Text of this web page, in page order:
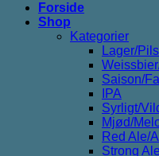
Forside
Shop
Kategorier
Lager/
Saison/
IPA
Syrligt/
Mjød/
Red Ale/
Strong